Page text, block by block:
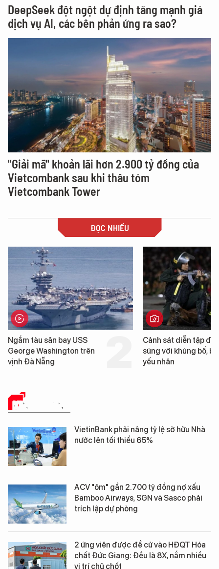
DeepSeek đột ngột dự định tăng mạnh giá
dịch vụ AI, các bên phản ứng ra sao?
"Giải mã" khoản lãi hơn 2.900 tỷ đồng của
Vietcombank sau khi thâu tóm
Vietcombank Tower
ĐỌC NHIỀU
Cảnh sát diễn tập đấu
súng với khủng bố, bảo vệ
yếu nhân
Cận cảnh chiến hạm
tống tàu sân bay USS
George Washington
KINH DOANH
VietinBank phải nâng tỷ lệ sở hữu Nhà
nước lên tối thiểu 65%
ACV "ôm" gần 2.700 tỷ đồng nợ xấu
Bamboo Airways, SGN và Sasco phải
trích lập dự phòng
2 ứng viên được đề cử vào HĐQT Hóa
chất Đức Giang: Đều là 8X, nắm nhiều
vị trí chủ chốt